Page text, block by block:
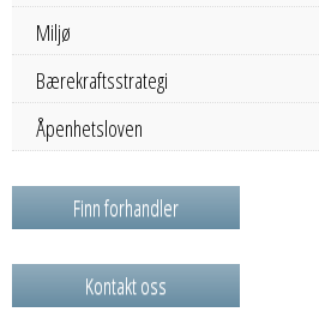
Miljø
Bærekraftsstrategi
Åpenhetsloven
Finn forhandler
Kontakt oss